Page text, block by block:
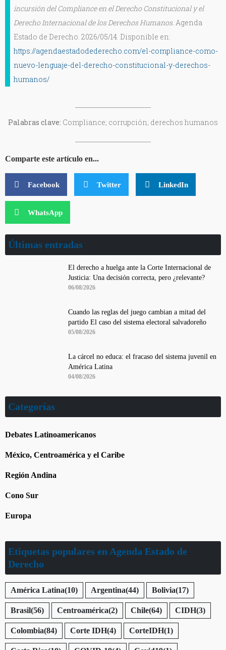
incursión del Compliance en el Derecho Constitucional y el
Derecho Internacional de los Derechos Humanos. Agenda
Estado de Derecho. 2026/05/14. Disponible en:
https://agendaestadodederecho.com/el-compliance-como-
nuevo-lenguaje-del-derecho-constitucional-y-derechos-
humanos/
Palabras clave: Compliance; corrupción; derechos humanos
Comparte este artículo en...
Facebook Twitter LinkedIn
WhatsApp
Últimas entradas
El derecho a huelga ante la Corte Internacional de
Justicia: Una decisión correcta, pero ¿relevante?
06/08/2026
Cuando las reglas del juego cambian a mitad del
partido El caso del sistema electoral salvadoreño
05/08/2026
La cárcel no educa: el fracaso del sistema juvenil en
América Latina
04/08/2026
Categorías
Debates Latinoamericanos
México, Centroamérica y el Caribe
Región Andina
Cono Sur
Europa
Etiquetas populares en Agenda Estado de
Derecho
América Latina(10) Argentina(44) Bolivia(17)
Brasil(56) Centroamérica(2) Chile(64) CIDH(3)
Colombia(84) Corte IDH(4) CorteIDH(1)